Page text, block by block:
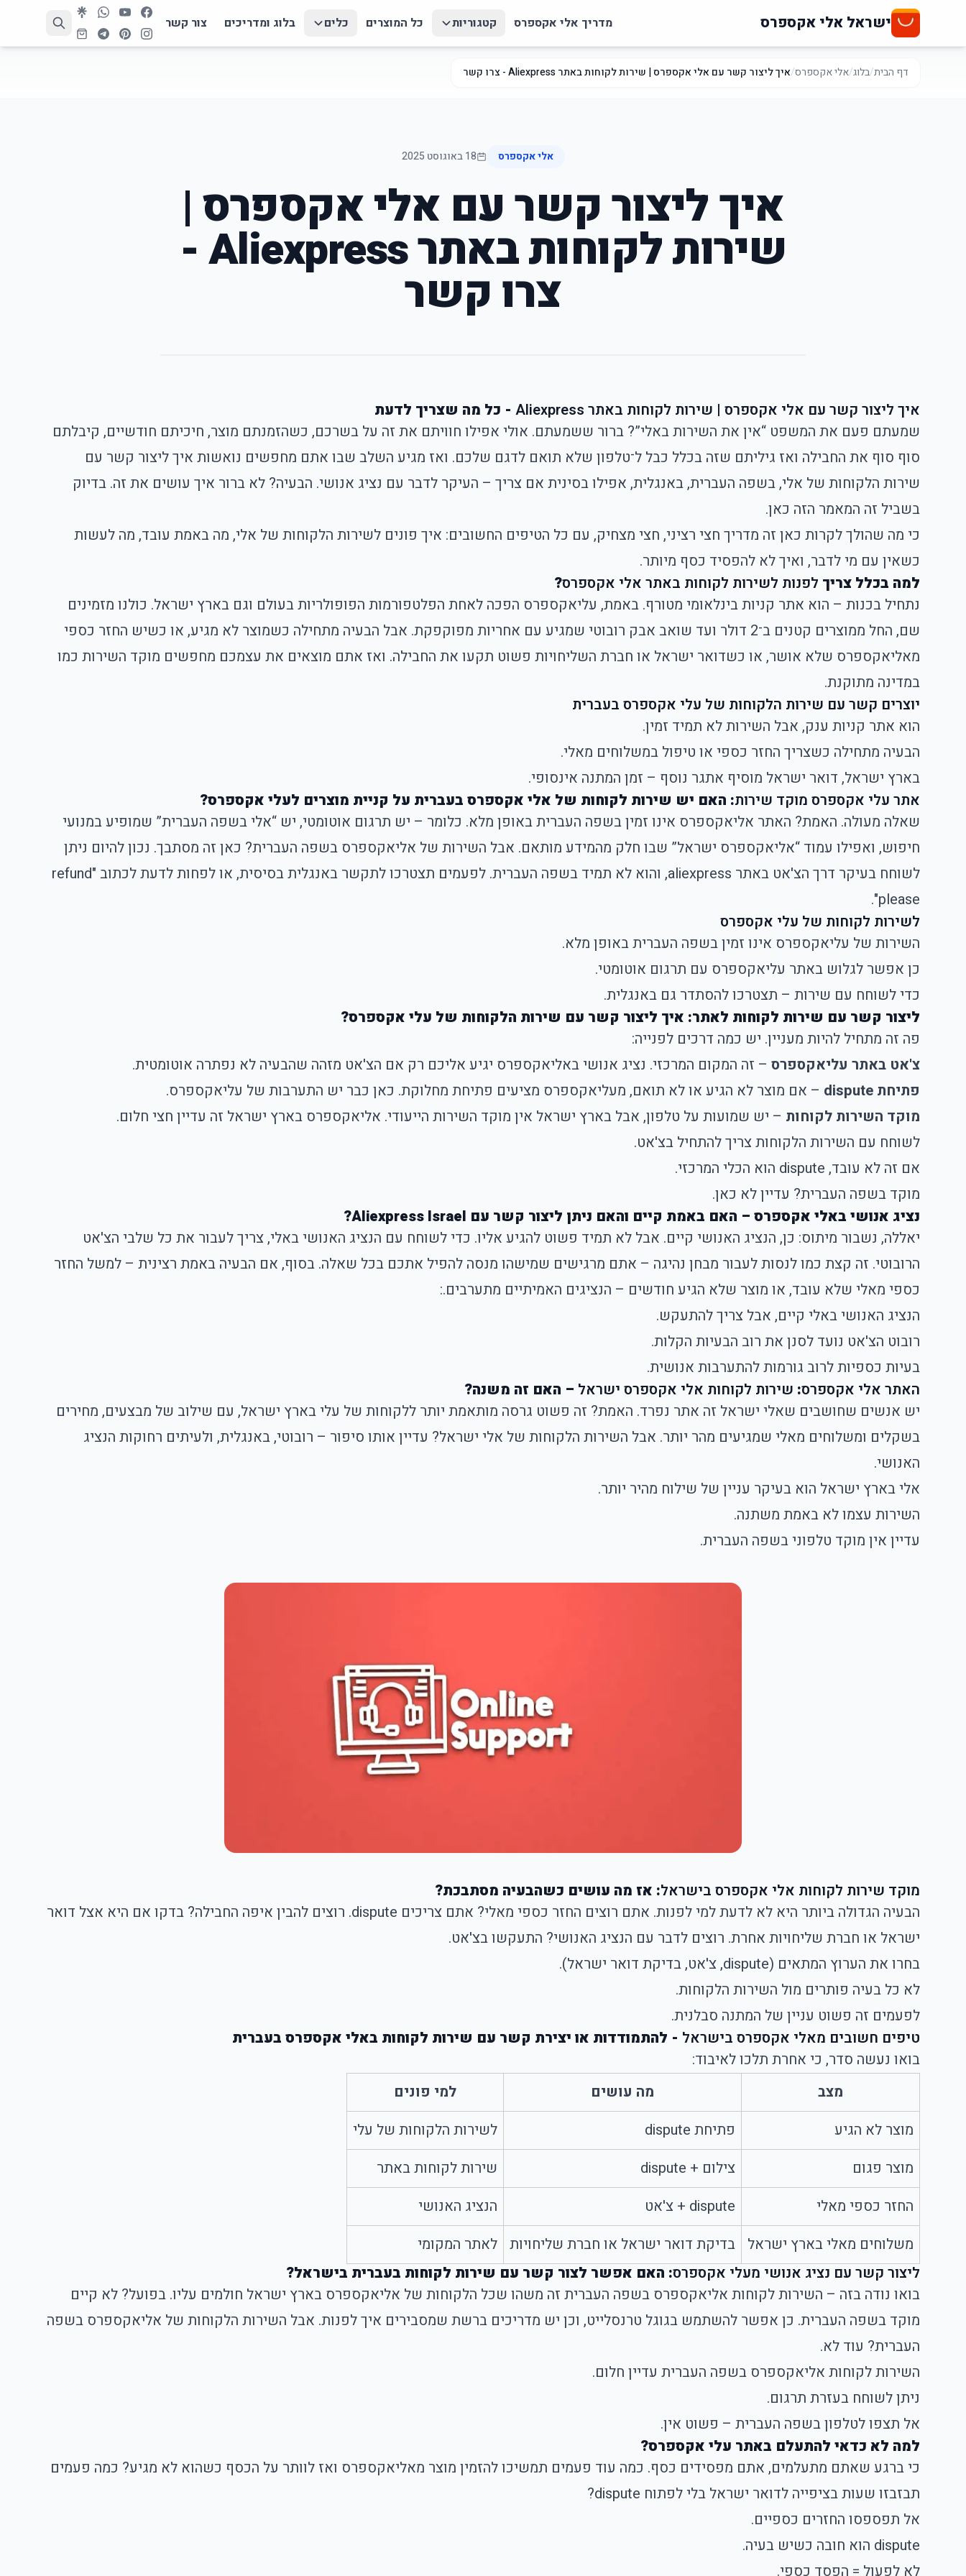
ישראל אלי אקספרס מדריך אלי אקספרס קטגוריות כל המוצרים כלים בלוג ומדריכים צור קשר
דף הבית/בלוג/אלי אקספרס/איך ליצור קשר עם אלי אקספרס | שירות לקוחות באתר Aliexpress - צרו קשר
אלי אקספרס 18 באוגוסט 2025
איך ליצור קשר עם אלי אקספרס |
שירות לקוחות באתר Aliexpress -
צרו קשר
איך ליצור קשר עם אלי אקספרס | שירות לקוחות באתר Aliexpress
- כל מה שצריך לדעת
שמעתם פעם את המשפט “אין את השירות באלי”? ברור ששמעתם. אולי אפילו חוויתם את זה על בשרכם, כשהזמנתם מוצר, חיכיתם חודשיים, קיבלתם
סוף סוף את החבילה ואז גיליתם שזה בכלל כבל ל־טלפון שלא תואם לדגם שלכם. ואז מגיע השלב שבו אתם מחפשים נואשות איך ליצור קשר עם
שירות הלקוחות של אלי, בשפה העברית, באנגלית, אפילו בסינית אם צריך – העיקר לדבר עם נציג אנושי. הבעיה? לא ברור איך עושים את זה. בדיוק
בשביל זה המאמר הזה כאן.
כי מה שהולך לקרות כאן זה מדריך חצי רציני, חצי מצחיק, עם כל הטיפים החשובים: איך פונים לשירות הלקוחות של אלי, מה באמת עובד, מה לעשות
כשאין עם מי לדבר, ואיך לא להפסיד כסף מיותר.
למה בכלל צריך לפנות לשירות לקוחות באתר אלי אקספרס?
נתחיל בכנות – הוא אתר קניות בינלאומי מטורף. באמת, עליאקספרס הפכה לאחת הפלטפורמות הפופולריות בעולם וגם בארץ ישראל. כולנו מזמינים
שם, החל ממוצרים קטנים ב־2 דולר ועד שואב אבק רובוטי שמגיע עם אחריות מפוקפקת. אבל הבעיה מתחילה כשמוצר לא מגיע, או כשיש החזר כספי
מאליאקספרס שלא אושר, או כשדואר ישראל או חברת השליחויות פשוט תקעו את החבילה. ואז אתם מוצאים את עצמכם מחפשים מוקד השירות כמו
במדינה מתוקנת.
יוצרים קשר עם שירות הלקוחות של עלי אקספרס בעברית
הוא אתר קניות ענק, אבל השירות לא תמיד זמין.
הבעיה מתחילה כשצריך החזר כספי או טיפול במשלוחים מאלי.
בארץ ישראל, דואר ישראל מוסיף אתגר נוסף – זמן המתנה אינסופי.
אתר עלי אקספרס מוקד שירות: האם יש שירות לקוחות של אלי אקספרס בעברית על קניית מוצרים לעלי אקספרס?
שאלה מעולה. האמת? האתר אליאקספרס אינו זמין בשפה העברית באופן מלא. כלומר – יש תרגום אוטומטי, יש “אלי בשפה העברית” שמופיע במנועי
חיפוש, ואפילו עמוד “אליאקספרס ישראל” שבו חלק מהמידע מותאם. אבל השירות של אליאקספרס בשפה העברית? כאן זה מסתבך. נכון להיום ניתן
לשוחח בעיקר דרך הצ'אט באתר aliexpress, והוא לא תמיד בשפה העברית. לפעמים תצטרכו לתקשר באנגלית בסיסית, או לפחות לדעת לכתוב "refund
please".
לשירות לקוחות של עלי אקספרס
השירות של עליאקספרס אינו זמין בשפה העברית באופן מלא.
כן אפשר לגלוש באתר עליאקספרס עם תרגום אוטומטי.
כדי לשוחח עם שירות – תצטרכו להסתדר גם באנגלית.
ליצור קשר עם שירות לקוחות לאתר: איך ליצור קשר עם שירות הלקוחות של עלי אקספרס?
פה זה מתחיל להיות מעניין. יש כמה דרכים לפנייה:
צ'אט באתר עליאקספרס – זה המקום המרכזי. נציג אנושי באליאקספרס יגיע אליכם רק אם הצ'אט מזהה שהבעיה לא נפתרה אוטומטית.
פתיחת dispute
– אם מוצר לא הגיע או לא תואם, מעליאקספרס מציעים פתיחת מחלוקת. כאן כבר יש התערבות של עליאקספרס.
מוקד השירות לקוחות – יש שמועות על טלפון, אבל בארץ ישראל אין מוקד השירות הייעודי. אליאקספרס בארץ ישראל זה עדיין חצי חלום.
לשוחח עם השירות הלקוחות צריך להתחיל בצ'אט.
אם זה לא עובד, dispute הוא הכלי המרכזי.
מוקד בשפה העברית? עדיין לא כאן.
נציג אנושי באלי אקספרס – האם באמת קיים והאם ניתן ליצור קשר עם Aliexpress Israel?
יאללה, נשבור מיתוס: כן, הנציג האנושי קיים. אבל לא תמיד פשוט להגיע אליו. כדי לשוחח עם הנציג האנושי באלי, צריך לעבור את כל שלבי הצ'אט
הרובוטי. זה קצת כמו לנסות לעבור מבחן נהיגה – אתם מרגישים שמישהו מנסה להפיל אתכם בכל שאלה. בסוף, אם הבעיה באמת רצינית – למשל החזר
כספי מאלי שלא עובד, או מוצר שלא הגיע חודשים – הנציגים האמיתיים מתערבים.:
הנציג האנושי באלי קיים, אבל צריך להתעקש.
רובוט הצ'אט נועד לסנן את רוב הבעיות הקלות.
בעיות כספיות לרוב גורמות להתערבות אנושית.
האתר אלי אקספרס: שירות לקוחות אלי אקספרס ישראל – האם זה משנה?
יש אנשים שחושבים שאלי ישראל זה אתר נפרד. האמת? זה פשוט גרסה מותאמת יותר ללקוחות של עלי בארץ ישראל, עם שילוב של מבצעים, מחירים
בשקלים ומשלוחים מאלי שמגיעים מהר יותר. אבל השירות הלקוחות של אלי ישראל? עדיין אותו סיפור – רובוטי, באנגלית, ולעיתים רחוקות הנציג
האנושי.
אלי בארץ ישראל הוא בעיקר עניין של שילוח מהיר יותר.
השירות עצמו לא באמת משתנה.
עדיין אין מוקד טלפוני בשפה העברית.
מוקד שירות לקוחות אלי אקספרס בישראל: אז מה עושים כשהבעיה מסתבכת?
הבעיה הגדולה ביותר היא לא לדעת למי לפנות. אתם רוצים החזר כספי מאלי? אתם צריכים dispute. רוצים להבין איפה החבילה? בדקו אם היא אצל דואר
ישראל או חברת שליחויות אחרת. רוצים לדבר עם הנציג האנושי? התעקשו בצ'אט.
בחרו את הערוץ המתאים (dispute, צ'אט, בדיקת דואר ישראל).
לא כל בעיה פותרים מול השירות הלקוחות.
לפעמים זה פשוט עניין של המתנה סבלנית.
טיפים חשובים מאלי אקספרס בישראל - להתמודדות או יצירת קשר עם שירות לקוחות באלי אקספרס בעברית
בואו נעשה סדר, כי אחרת תלכו לאיבוד:
מצב
מה עושים
למי פונים
מוצר לא הגיע
פתיחת dispute
לשירות הלקוחות של עלי
מוצר פגום
צילום + dispute
שירות לקוחות באתר
החזר כספי מאלי
dispute + צ'אט
הנציג האנושי
משלוחים מאלי בארץ ישראל
בדיקת דואר ישראל או חברת שליחויות לאתר המקומי
ליצור קשר עם נציג אנושי מעלי אקספרס: האם אפשר לצור קשר עם שירות לקוחות בעברית בישראל?
בואו נודה בזה – השירות לקוחות אליאקספרס בשפה העברית זה משהו שכל הלקוחות של אליאקספרס בארץ ישראל חולמים עליו. בפועל? לא קיים
מוקד בשפה העברית. כן אפשר להשתמש בגוגל טרנסלייט, וכן יש מדריכים ברשת שמסבירים איך לפנות. אבל השירות הלקוחות של אליאקספרס בשפה
העברית? עוד לא.
השירות לקוחות אליאקספרס בשפה העברית עדיין חלום.
ניתן לשוחח בעזרת תרגום.
אל תצפו לטלפון בשפה העברית – פשוט אין.
למה לא כדאי להתעלם באתר עלי אקספרס?
כי ברגע שאתם מתעלמים, אתם מפסידים כסף. כמה עוד פעמים תמשיכו להזמין מוצר מאליאקספרס ואז לוותר על הכסף כשהוא לא מגיע? כמה פעמים
תבזבזו שעות בציפייה לדואר ישראל בלי לפתוח dispute?
אל תפספסו החזרים כספיים.
dispute הוא חובה כשיש בעיה.
לא לפעול = הפסד כספי.